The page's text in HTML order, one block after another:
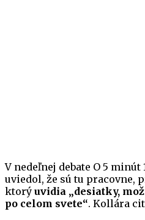
V nedeľnej debate O 5
uviedol, že sú tu pracovne,
ktorý uvidia „desiatky,
po celom svete“. Kollára